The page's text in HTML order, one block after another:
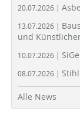
20.07.2026 |
13.07.2026 |
und
10.07.2026 |
08.07.2026 |
Alle News